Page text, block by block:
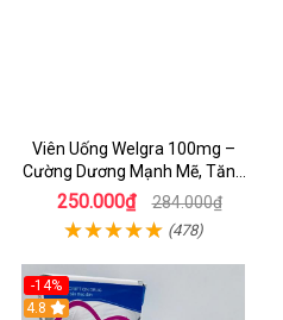
Viên Uống Welgra 100mg –
Cường Dương Mạnh Mẽ, Tăng
Phong Độ Đàn Ông Chuẩn Phái
Mạnh
250.000₫ 284.000₫
(478)
-14%
4.8